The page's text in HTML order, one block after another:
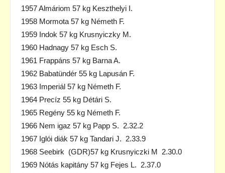
1957 Almáriom 57 kg Keszthelyi I.
1958 Mormota 57 kg Németh F.
1959 Indok 57 kg Krusnyiczky M.
1960 Hadnagy 57 kg Esch S.
1961 Frappáns 57 kg Barna A.
1962 Babatündér 55 kg Lapusán F.
1963 Imperiál 57 kg Németh F.
1964 Precíz 55 kg Détári S.
1965 Regény 55 kg Németh F.
1966 Nem igaz 57 kg Papp S. 2.32.2
1967 Iglói diák 57 kg Tandari J. 2.33.9
1968 Seebirk (GDR)57 kg Krusnyiczki M 2.30.0
1969 Nótás kapitány 57 kg Fejes L. 2.37.0